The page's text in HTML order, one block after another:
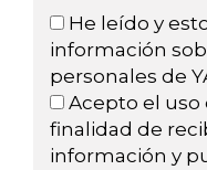
He leído y
información
personales de
Acepto el uso
finalidad de
información y